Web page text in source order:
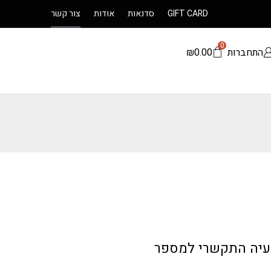
GIFT CARD סדנאות אודות צור קשר
התחברות 0
₪0.00
התקשרי למספר